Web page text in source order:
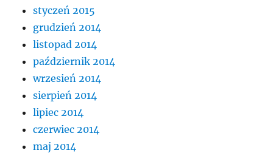
styczeń 2015
grudzień 2014
listopad 2014
październik 2014
wrzesień 2014
sierpień 2014
lipiec 2014
czerwiec 2014
maj 2014